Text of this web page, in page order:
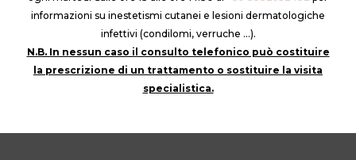
problema?
Contatta
informazioni su inestetismi cutanei e lesioni dermatologiche
infettivi (condilomi, verruche …).
N.B. In nessun caso il consulto telefonico può costituire
la prescrizione di un trattamento o sostituire la visita
specialistica.